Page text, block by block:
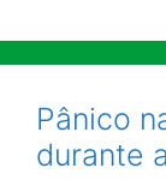
Pânico
durante